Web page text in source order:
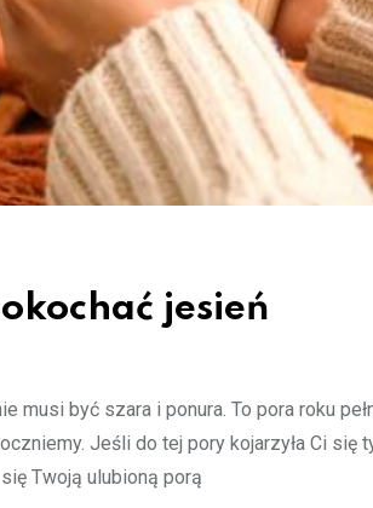
jesień
być szara i ponura. To pora roku
Jeśli do tej pory kojarzyła Ci
Twoją ulubioną porą